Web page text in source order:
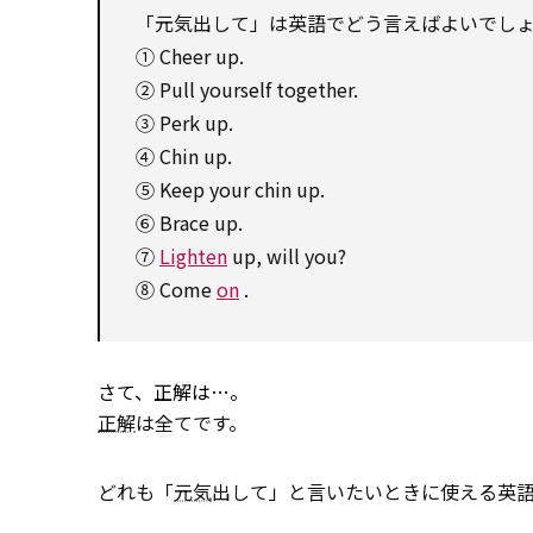
「元気出して」は英語でどう言えばよいでしょ
① Cheer up.
② Pull yourself together.
③ Perk up.
④ Chin up.
⑤ Keep your chin up.
⑥ Brace up.
⑦ Lighten up, will you?
⑧ Comeon .
さて、正解は…。
正解は全てです。
どれも「元気出して」と言いたいときに使える英語